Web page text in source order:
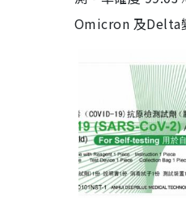
Omicron 及Delta